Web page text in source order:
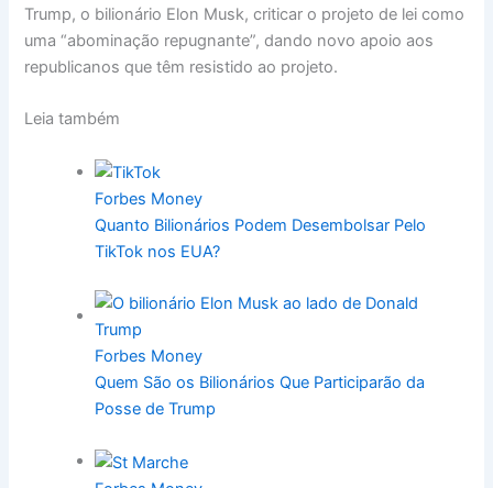
Trump, o bilionário Elon Musk, criticar o projeto de lei como
uma “abominação repugnante”, dando novo apoio aos
republicanos que têm resistido ao projeto.
Leia também
Forbes Money
Quanto Bilionários Podem Desembolsar Pelo
TikTok nos EUA?
Forbes Money
Quem São os Bilionários Que Participarão da
Posse de Trump